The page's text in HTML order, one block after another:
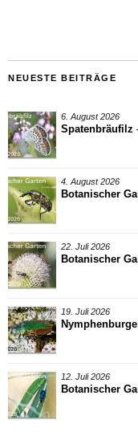
NEUESTE BEITRÄGE
6. August 2026
Spatenbräufilz
4. August 2026
Botanischer
22. Juli 2026
Botanischer
19. Juli 2026
12. Juli 2026
Botanischer